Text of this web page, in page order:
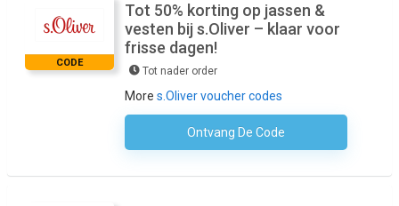
CODE
Tot 50% korting op jassen &
vesten bij s.Oliver – klaar voor
frisse dagen!
Tot nader order
More s.Oliver voucher codes
Ontvang De CodeGeen Code Nodig